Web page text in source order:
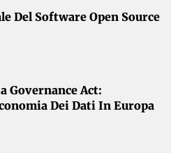
Del Software Open Source
Governance Act:
Dei Dati In Europa